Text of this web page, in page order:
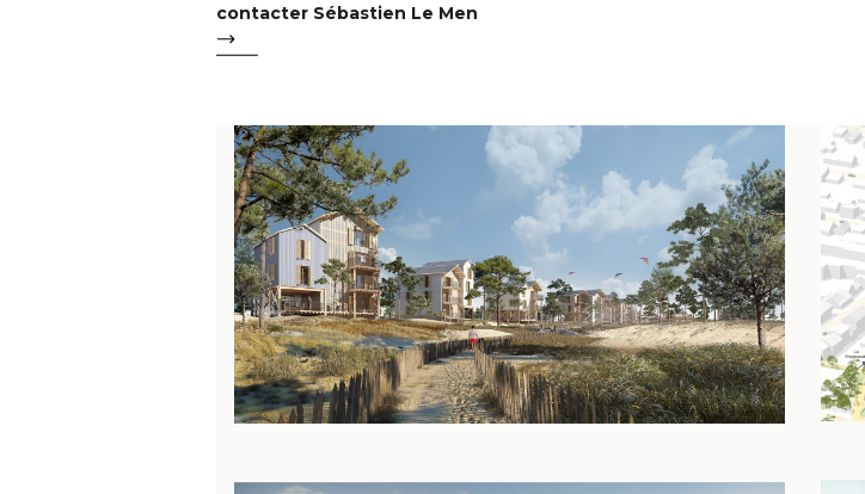
contacter Sébastien Le Men